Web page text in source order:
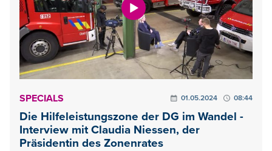
SPECIALS 01.05.2024 08:44
Die Hilfeleistungszone der DG im Wandel -
Interview mit Claudia Niessen, der
Präsidentin des Zonenrates